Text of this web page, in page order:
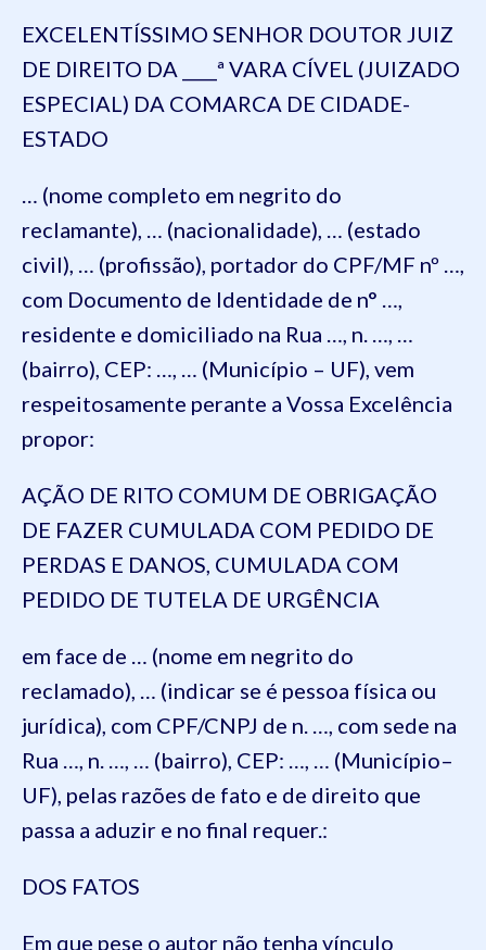
EXCELENTÍSSIMO SENHOR DOUTOR JUIZ
DE DIREITO DA ____ª VARA CÍVEL (JUIZADO
ESPECIAL) DA COMARCA DE CIDADE-
ESTADO
… (nome completo em negrito do
reclamante), … (nacionalidade), … (estado
civil), … (profissão), portador do CPF/MF nº …,
com Documento de Identidade de n° …,
residente e domiciliado na Rua …, n. …, …
(bairro), CEP: …, … (Município – UF), vem
respeitosamente perante a Vossa Excelência
propor:
AÇÃO DE RITO COMUM DE OBRIGAÇÃO
DE FAZER CUMULADA COM PEDIDO DE
PERDAS E DANOS, CUMULADA COM
PEDIDO DE TUTELA DE URGÊNCIA
em face de … (nome em negrito do
reclamado), … (indicar se é pessoa física ou
jurídica), com CPF/CNPJ de n. …, com sede na
Rua …, n. …, … (bairro), CEP: …, … (Município–
UF), pelas razões de fato e de direito que
passa a aduzir e no final requer.:
DOS FATOS
Em que pese o autor não tenha vínculo